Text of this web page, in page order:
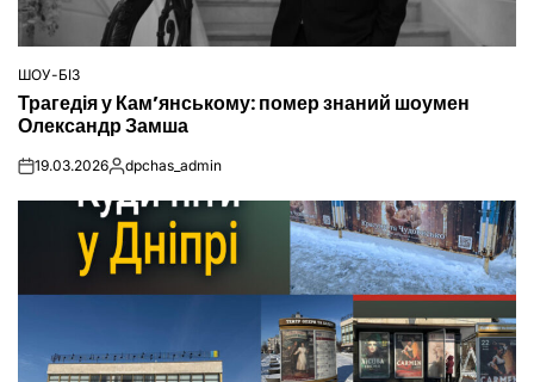
ОПУБЛІКУВАТИ
ШОУ-БІЗ
Трагедія у Кам’янському: помер знаний шоумен
Олександр Замша
on19.03.2026Опубліковано
dpchas_admin